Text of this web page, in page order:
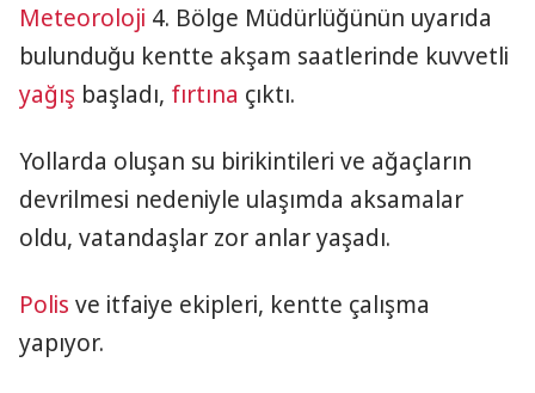
Meteoroloji 4. Bölge Müdürlüğünün uyarıda
bulunduğu kentte akşam saatlerinde kuvvetli
yağış başladı, fırtına çıktı.
Yollarda oluşan su birikintileri ve ağaçların
devrilmesi nedeniyle ulaşımda aksamalar
oldu, vatandaşlar zor anlar yaşadı.
Polis ve itfaiye ekipleri, kentte çalışma
yapıyor.